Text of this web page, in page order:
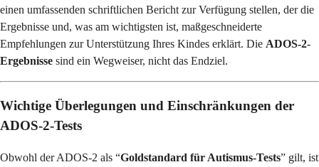
einen umfassenden schriftlichen Bericht zur Verfügung stellen, der die
Ergebnisse und, was am wichtigsten ist, maßgeschneiderte
Empfehlungen zur Unterstützung Ihres Kindes erklärt. Die ADOS-2-
Ergebnisse sind ein Wegweiser, nicht das Endziel.
Wichtige Überlegungen und Einschränkungen der
ADOS-2-Tests
Obwohl der ADOS-2 als “Goldstandard für Autismus-Tests” gilt, ist